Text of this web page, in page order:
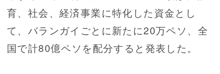
育、社会、経済事業に特化した資金とし
て、バランガイごとに新たに20万ペソ、全
国で計80億ペソを配分すると発表した。